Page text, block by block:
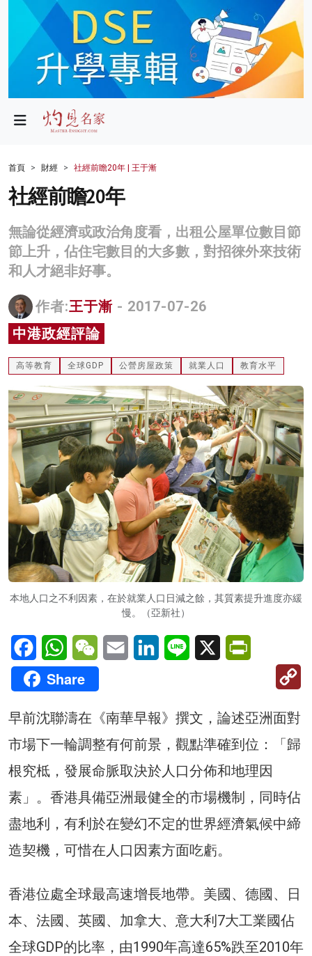
政局
財經
生活
商業
科技
影片
名家榜
灼見活動
關於我們
首頁 財經 社經前瞻20年 | 王于漸
社經前瞻20年
無論從經濟或政治角度看，出租公屋單位數目節
節上升，佔住宅數目的大多數，對招徠外來技術
和人才絕非好事。
作者:王于漸 - 2017-07-26
中港政經評論
高等教育 全球GDP 公營房屋政策 就業人口 教育水平
本地人口之不利因素，在於就業人口日減之餘，其質素提升進度亦緩
慢。（亞新社）
FacebookWhatsAppWeChatEmail LinkedInLine X
Share
早前沈聯濤在《南華早報》撰文，論述亞洲面對
市場下一輪調整有何前景，觀點準確到位：「歸
根究柢，發展命脈取決於人口分佈和地理因
素」。香港具備亞洲最健全的市場機制，同時佔
盡地利，有利於在變幻不定的世界經濟氣候中締
造契機，可惜在人口因素方面吃虧。
香港位處全球最高速增長地帶。美國、德國、日
本、法國、英國、加拿大、意大利7大工業國佔
全球GDP的比率，由1990年高達65%跌至2010年